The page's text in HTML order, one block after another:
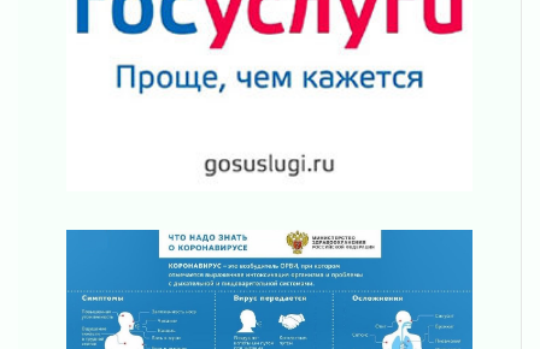
граждан Ленинградской области
02 августа 2026
Готовность №1
02 августа 2026
отправили на реставрацию
операторов БПЛА
02 августа 2026
В Ивангороде появилась «Избушка-
воробушка»
02 августа 2026